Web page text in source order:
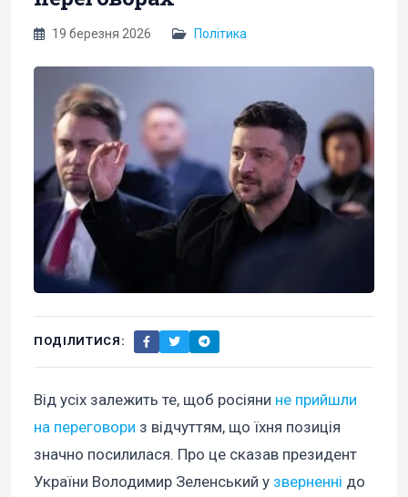
19 березня 2026 Політика
ПОДІЛИТИСЯ:
Від усіх залежить те, щоб росіяни не прийшли
на переговори з відчуттям, що їхня позиція
значно посилилася. Про це сказав президент
України Володимир Зеленський у зверненні до